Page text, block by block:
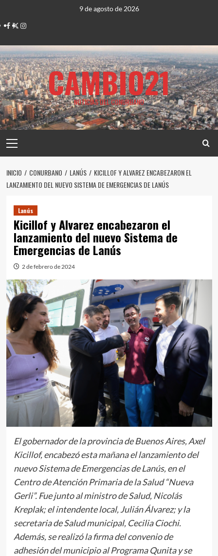
contenido
9 de agosto de 2026
Facebook
TwitterInstagram
CAMBIO21
NOTICIAS DEL CONURBANO
principal
INICIO CONURBANO LANÚS
KICILLOF Y ALVAREZ ENCABEZARON EL
LANZAMIENTO DEL NUEVO SISTEMA DE EMERGENCIAS DE LANÚS
Lanús
Kicillof y Alvarez encabezaron el
lanzamiento del nuevo Sistema de
Emergencias de Lanús
2 de febrero de 2024
El gobernador de la provincia de Buenos Aires, Axel
Kicillof, encabezó esta mañana el lanzamiento del
nuevo Sistema de Emergencias de Lanús, en el
Centro de Atención Primaria de la Salud “Nueva
Gerli”. Fue junto al ministro de Salud, Nicolás
Kreplak; el intendente local, Julián Álvarez; y la
secretaria de Salud municipal, Cecilia Ciochi.
Además, se realizó la firma del convenio de
adhesión del municipio al Programa Qunita y se